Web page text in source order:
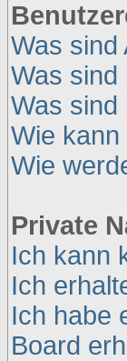
Was sind
Was sind
Was sind
Wie
Wie
Private
Ich kann
Ich
Ich habe
Board